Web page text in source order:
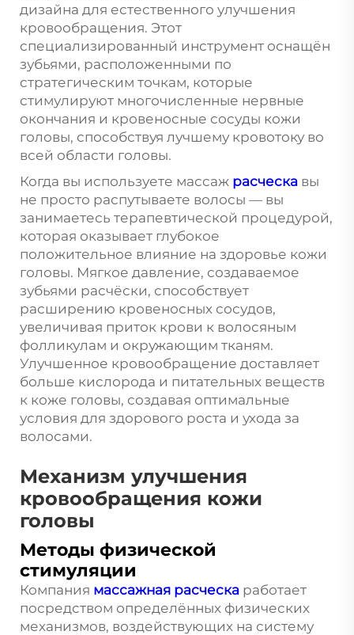
дизайна для естественного улучшения
кровообращения. Этот
специализированный инструмент оснащён
зубьями, расположенными по
стратегическим точкам, которые
стимулируют многочисленные нервные
окончания и кровеносные сосуды кожи
головы, способствуя лучшему кровотоку во
всей области головы.
Когда вы используете массаж расческа вы
не просто распутываете волосы — вы
занимаетесь терапевтической процедурой,
которая оказывает глубокое
положительное влияние на здоровье кожи
головы. Мягкое давление, создаваемое
зубьями расчёски, способствует
расширению кровеносных сосудов,
увеличивая приток крови к волосяным
фолликулам и окружающим тканям.
Улучшенное кровообращение доставляет
больше кислорода и питательных веществ
к коже головы, создавая оптимальные
условия для здорового роста и ухода за
волосами.
Механизм улучшения
кровообращения кожи
головы
Методы физической
стимуляции
Компания массажная расческа работает
посредством определённых физических
механизмов, воздействующих на систему